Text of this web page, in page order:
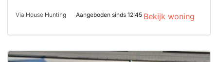
Via House Hunting Aangeboden sinds 12:45 Bekijk woning